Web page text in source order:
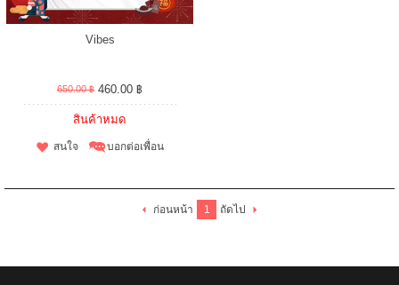
Vibes
650.00 ฿ 460.00 ฿
สินค้าหมด
สนใจ บอกต่อเพื่อน
ก่อนหน้า 1 ถัดไป